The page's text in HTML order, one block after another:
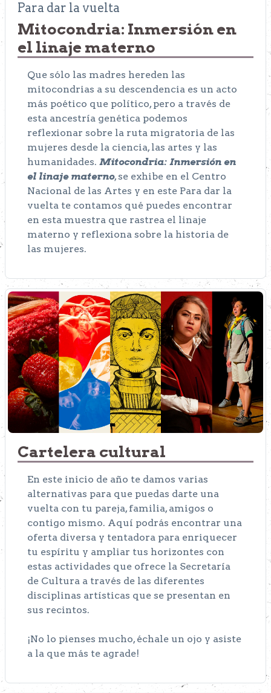
Para dar la vuelta
Mitocondria: Inmersión en
el linaje materno
Que sólo las madres hereden las
mitocondrias a su descendencia es un acto
más poético que político, pero a través de
esta ancestría genética podemos
reflexionar sobre la ruta migratoria de las
mujeres desde la ciencia, las artes y las
humanidades. Mitocondria: Inmersión en
el linaje materno, se exhibe en el Centro
Nacional de las Artes y en este Para dar la
vuelta te contamos qué puedes encontrar
en esta muestra que rastrea el linaje
materno y reflexiona sobre la historia de
las mujeres.
Cartelera cultural
En este inicio de año te damos varias
alternativas para que puedas darte una
vuelta con tu pareja, familia, amigos o
contigo mismo. Aquí podrás encontrar una
oferta diversa y tentadora para enriquecer
tu espíritu y ampliar tus horizontes con
estas actividades que ofrece la Secretaría
de Cultura a través de las diferentes
disciplinas artísticas que se presentan en
sus recintos.
¡No lo pienses mucho, échale un ojo y asiste
a la que más te agrade!